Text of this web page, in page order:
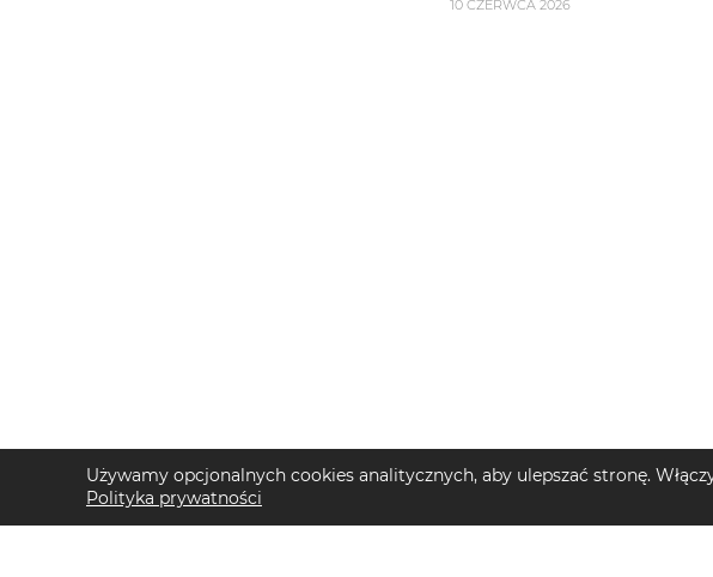
10 CZERWCA 2026
Używamy opcjonalnych cookies analitycznych, aby ulepszać stronę.
Polityka prywatności